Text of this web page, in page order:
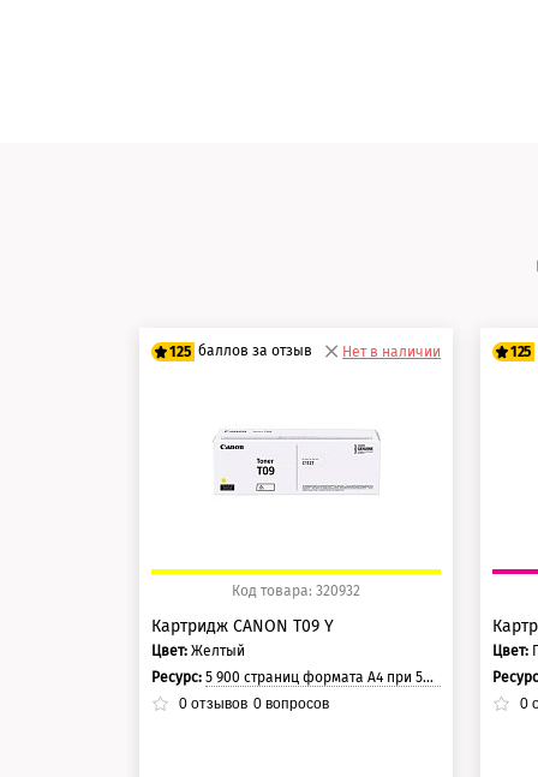
125 баллов за отзыв
125 баллов
Нет в наличии
Код товара: 320932
Картридж CANON T09 Y
Цвет: Желтый
Ресурс:5 900 страниц формата A4 при 5% заполнении страницы.
0 отзывов 0 вопросов
125
Цвет:
0